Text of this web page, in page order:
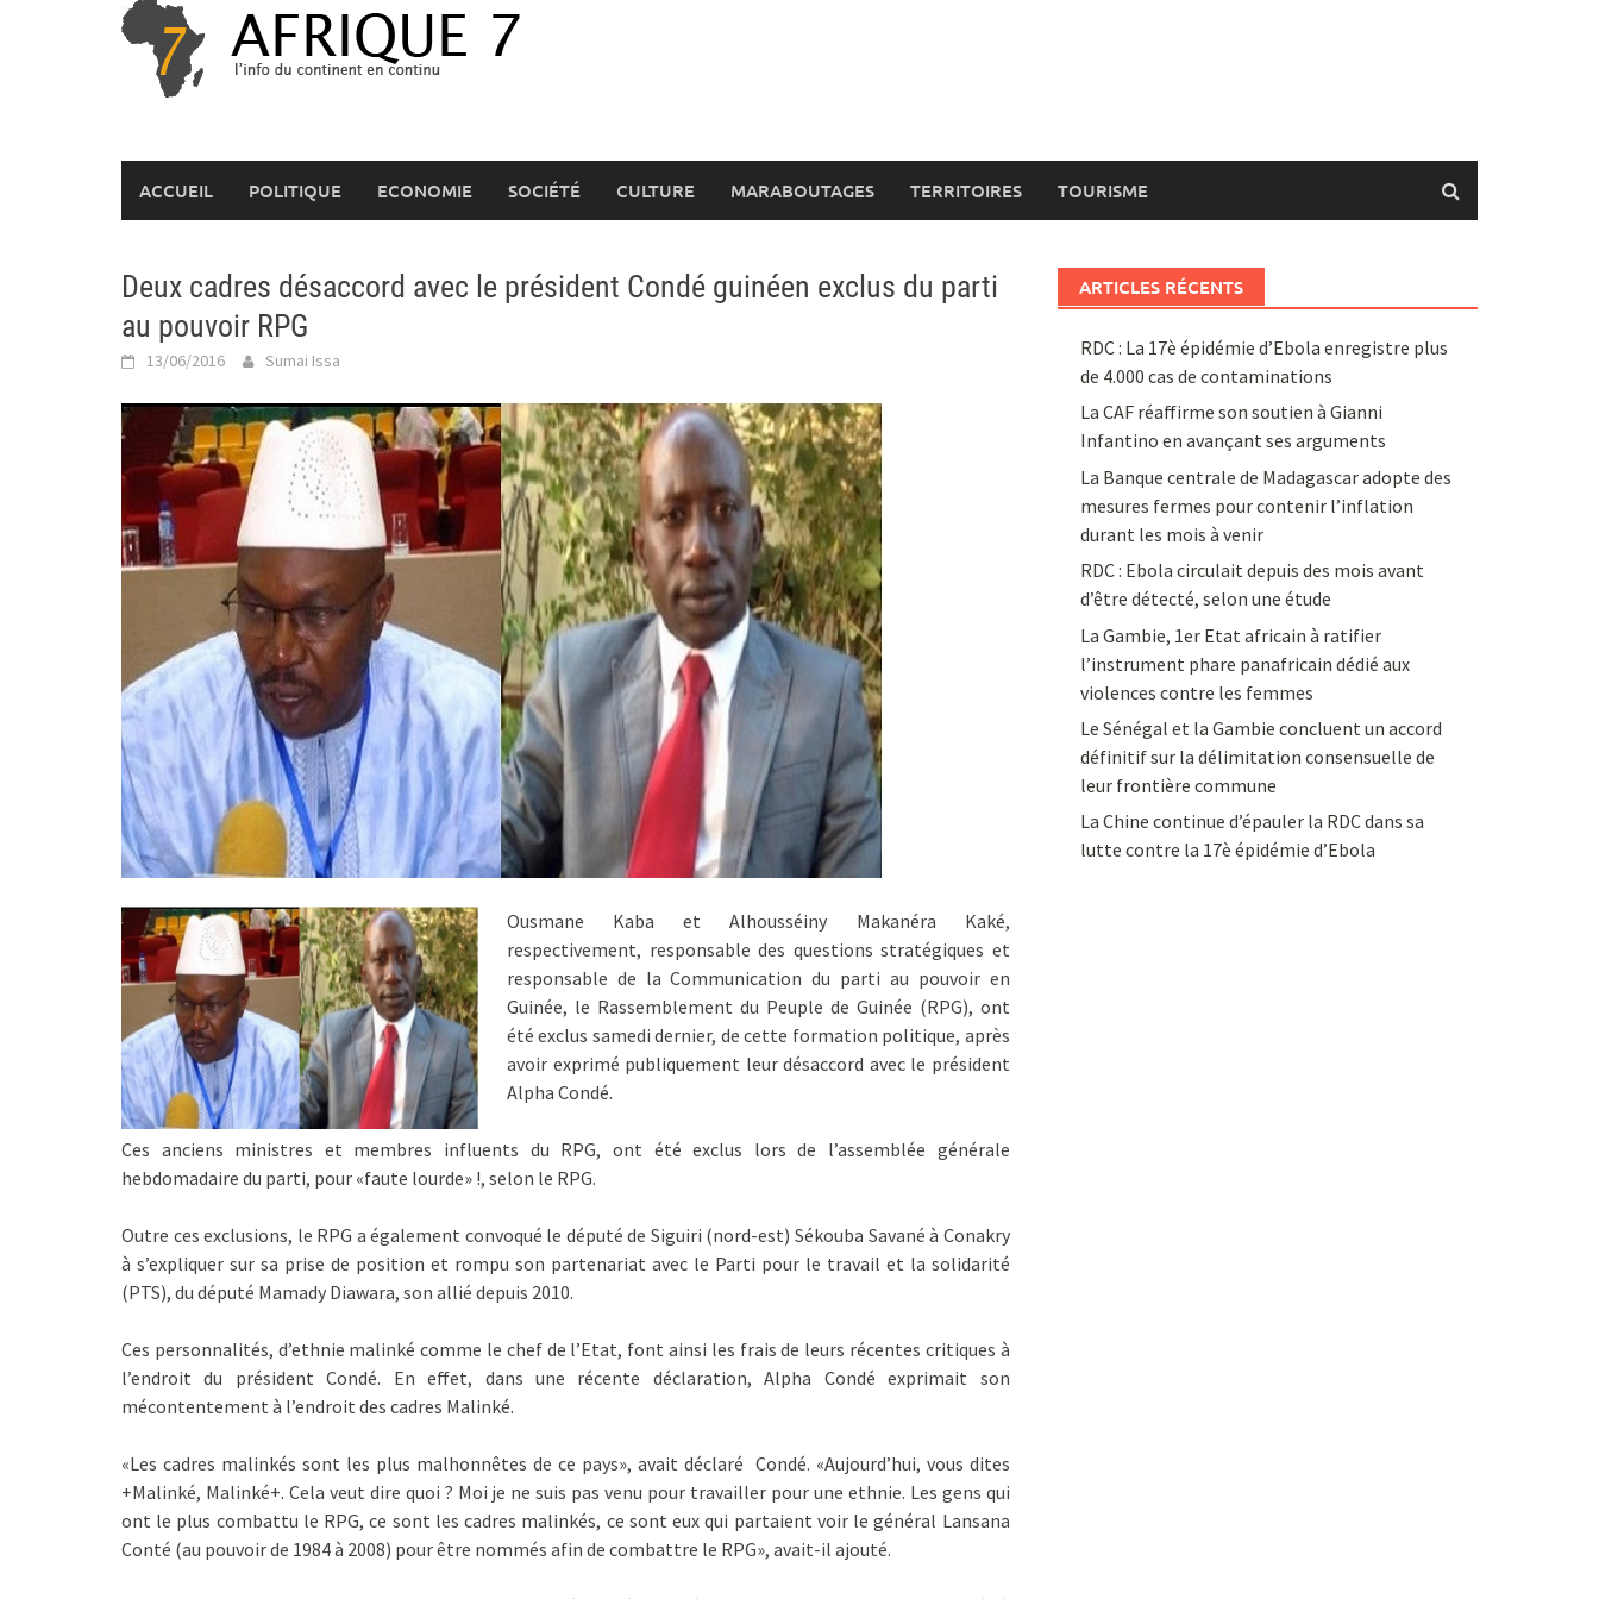
ACCUEIL POLITIQUE ECONOMIE SOCIÉTÉ CULTURE MARABOUTAGES TERRITOIRES TOURISME
Deux cadres désaccord avec le président Condé guinéen exclus du parti
au pouvoir RPG
13/06/2016 Sumai Issa
Ousmane Kaba et Alhousséiny Makanéra Kaké,
respectivement, responsable des questions stratégiques et
responsable de la Communication du parti au pouvoir en
Guinée, le Rassemblement du Peuple de Guinée (RPG), ont
été exclus samedi dernier, de cette formation politique, après
avoir exprimé publiquement leur désaccord avec le président
Alpha Condé.
Ces anciens ministres et membres influents du RPG, ont été exclus lors de l’assemblée générale
hebdomadaire du parti, pour «faute lourde» !, selon le RPG.
Outre ces exclusions, le RPG a également convoqué le député de Siguiri (nord-est) Sékouba Savané à Conakry
à s’expliquer sur sa prise de position et rompu son partenariat avec le Parti pour le travail et la solidarité
(PTS), du député Mamady Diawara, son allié depuis 2010.
Ces personnalités, d’ethnie malinké comme le chef de l’Etat, font ainsi les frais de leurs récentes critiques à
l’endroit du président Condé. En effet, dans une récente déclaration, Alpha Condé exprimait son
mécontentement à l’endroit des cadres Malinké.
«Les cadres malinkés sont les plus malhonnêtes de ce pays», avait déclaré Condé. «Aujourd’hui, vous dites
+Malinké, Malinké+. Cela veut dire quoi ? Moi je ne suis pas venu pour travailler pour une ethnie. Les gens qui
ont le plus combattu le RPG, ce sont les cadres malinkés, ce sont eux qui partaient voir le général Lansana
Conté (au pouvoir de 1984 à 2008) pour être nommés afin de combattre le RPG», avait-il ajouté.
ARTICLES RÉCENTS
RDC : La 17è épidémie d’Ebola enregistre plus
de 4.000 cas de contaminations
La CAF réaffirme son soutien à Gianni
Infantino en avançant ses arguments
La Banque centrale de Madagascar adopte des
mesures fermes pour contenir l’inflation
durant les mois à venir
RDC : Ebola circulait depuis des mois avant
d’être détecté, selon une étude
La Gambie, 1er Etat africain à ratifier
l’instrument phare panafricain dédié aux
violences contre les femmes
Le Sénégal et la Gambie concluent un accord
définitif sur la délimitation consensuelle de
leur frontière commune
La Chine continue d’épauler la RDC dans sa
lutte contre la 17è épidémie d’Ebola